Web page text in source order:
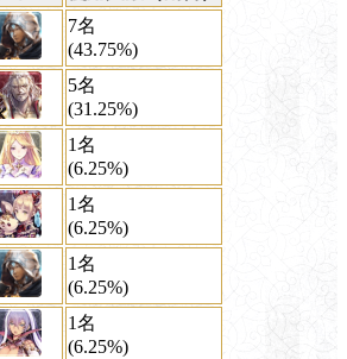
7名
(43.75%)
5名
(31.25%)
1名
(6.25%)
1名
(6.25%)
1名
(6.25%)
1名
(6.25%)